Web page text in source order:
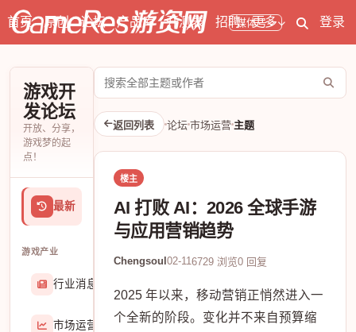
媒体号
首页 原创 论坛 产品库 开测表 招聘 更多 登录
游戏开
发论坛
开放、分享，
游戏梦的起
点！
最新
游戏产业
行业消息
市场运营 8407
搜
索
论
坛
返回列表 论坛 市场运营 主题
楼主
AI 打败 AI：2026 全球手游
与应用营销趋势
Chengsoul 02-116729 浏览0 回复
2025 年以来，移动营销正悄然进入一
个全新的阶段。变化并不来自预算缩